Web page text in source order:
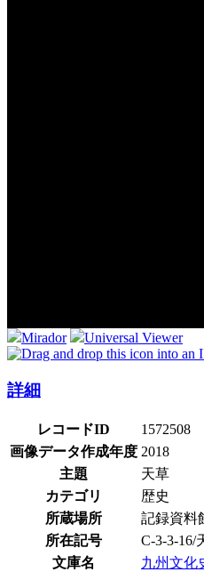
Mirador
Universal Viewer
詳細
レコードID
1572508
画像データ作成年度 2018
主題
天草
カテゴリ
歴史
所蔵場所
記録資料
所在記号
C-3-3-16/
文庫名
九州文化